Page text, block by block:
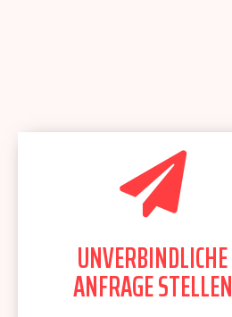
UNVERBINDLICHE
ANFRAGE STELLEN